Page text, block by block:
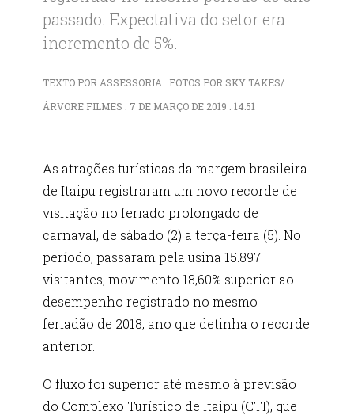
passado. Expectativa do setor era
incremento de 5%.
TEXTO POR ASSESSORIA . FOTOS POR SKY TAKES/
ÁRVORE FILMES . 7 DE MARÇO DE 2019 . 14:51
As atrações turísticas da margem brasileira
de Itaipu registraram um novo recorde de
visitação no feriado prolongado de
carnaval, de sábado (2) a terça-feira (5). No
período, passaram pela usina 15.897
visitantes, movimento 18,60% superior ao
desempenho registrado no mesmo
feriadão de 2018, ano que detinha o recorde
anterior.
O fluxo foi superior até mesmo à previsão
do Complexo Turístico de Itaipu (CTI), que